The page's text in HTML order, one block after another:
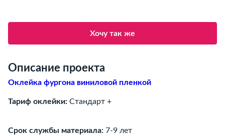
Хочу так же
Описание проекта
Оклейка фургона виниловой пленкой
Тариф оклейки: Стандарт +
Срок службы материала: 7-9 лет